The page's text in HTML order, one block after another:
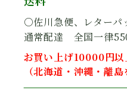
○佐川急便、レターパ
通常配達 全国一律
お買い上げ10000円以
（北海道・沖縄・離